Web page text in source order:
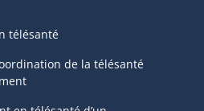
télésanté
de la télésanté